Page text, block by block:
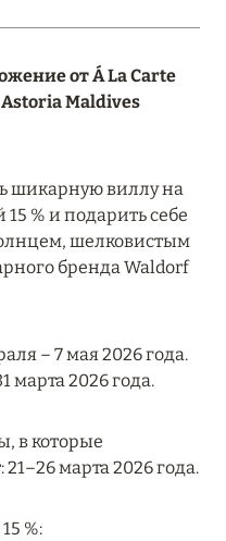
RESORT
ПО ЛУЧШИМ
от Á La Carte
Maldives
шикарную виллу на
% и подарить себе
шелковистым
бренда Waldorf
– 7 мая 2026 года.
марта 2026 года.
в которые
марта 2026 года.
%: